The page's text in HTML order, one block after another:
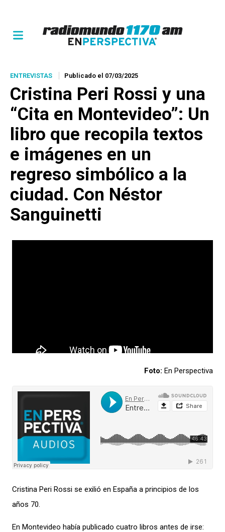
ENTREVISTAS Publicado el 07/03/2025
Cristina Peri Rossi y una
“Cita en Montevideo”: Un
libro que recopila textos
e imágenes en un
regreso simbólico a la
ciudad. Con Néstor
Sanguinetti
Foto: En Perspectiva
Cristina Peri Rossi se exilió en España a principios de los
años 70.
En Montevideo había publicado cuatro libros antes de irse: